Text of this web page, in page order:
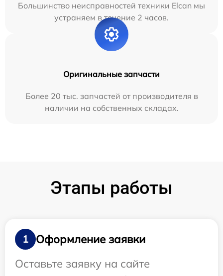
Большинство неисправностей техники Elcan мы
устраняем в течение 2 часов.
Оригинальные запчасти
Более 20 тыс. запчастей от производителя в
наличии на собственных складах.
Этапы работы
1
Оформление заявки
Оставьте заявку на сайте